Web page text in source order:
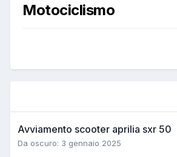
Motociclismo
Avviamento scooter aprilia sxr 50
Da oscuro: 3 gennaio 2025